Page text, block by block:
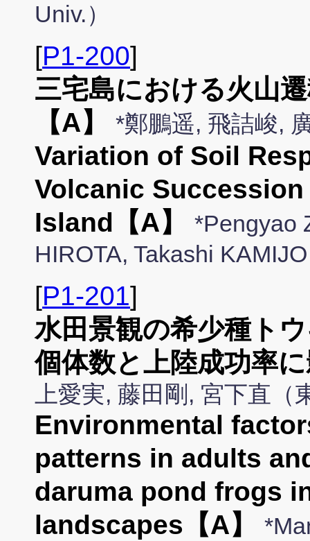
Univ.）
[P1-200]
三宅島における火山
【A】
*鄭鵬遥, 飛詰峻,
Variation of Soil
Volcanic
Island【A】
*Pengyao
HIROTA, Takashi
[P1-201]
水田景観の希少種ト
個体数と上陸成功率
上愛実, 藤田剛, 宮下直（
Environmental
patterns in adults
daruma pond frogs
landscapes【A】